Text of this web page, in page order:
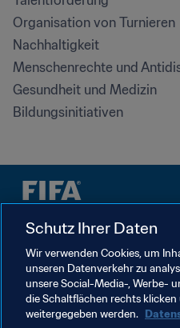
Organisation von Turnieren
Nachhaltigkeit
Menschenrechte und
Gesundheit und Medizin
Bildungsinitiativen
NUTZUNGSBEDINGUNGENFIFA-
Cookie Settings
Schutz Ihrer Daten
Wir verwenden Cookies, um
unseren Datenverkehr zu
unsere Social-Media-, Werbe-
die Schaltflächen rechts
weitergegeben werden.